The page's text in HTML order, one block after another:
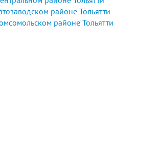
районе Тольятти
районе Тольятти